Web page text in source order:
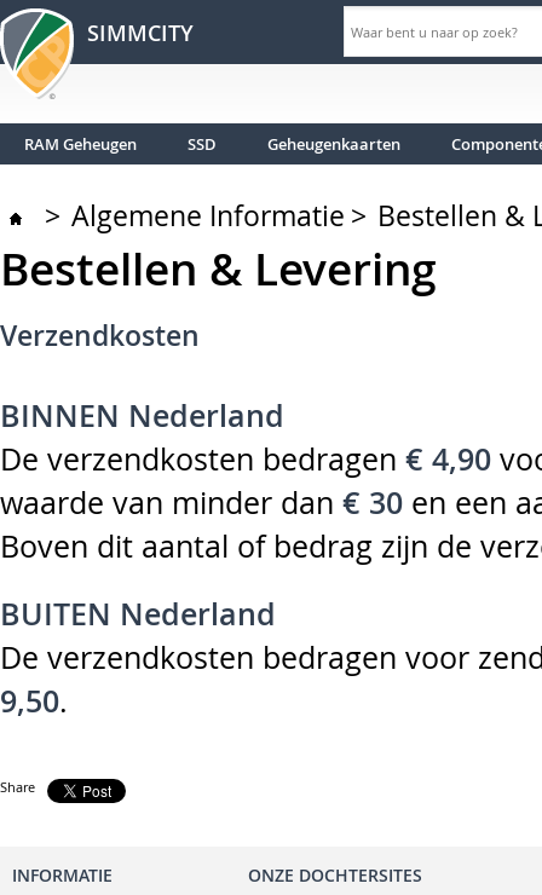
SIMMCITY
RAM Geheugen SSD Geheugenkaarten
> Algemene Informatie > Bestellen &
Bestellen & Levering
Verzendkosten
BINNEN Nederland
De verzendkosten bedragen € 4,90
waarde van minder dan € 30 en een
Boven dit aantal of bedrag zijn de
BUITEN Nederland
De verzendkosten bedragen voor
9,50.
Share
INFORMATIE ONZE DOCHTERSITES